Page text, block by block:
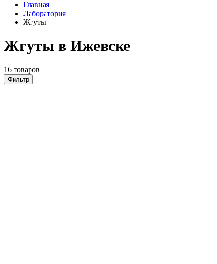
Главная
Лаборатория
Жгуты
Жгуты в Ижевске
16 товаров
Фильтр